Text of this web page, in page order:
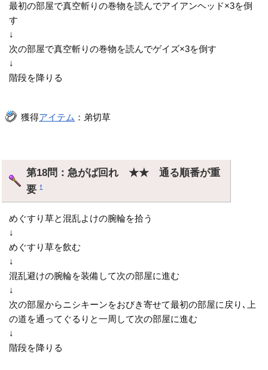
最初の部屋で真空斬りの巻物を読んでアイアンヘッド×3を倒
す
↓
次の部屋で真空斬りの巻物を読んでゲイズ×3を倒す
↓
階段を降りる
獲得アイテム ：弟切草
第18問：急がば回れ ★★ 通る順番が重
要†
めぐすり草と混乱よけの腕輪を拾う
↓
めぐすり草を飲む
↓
混乱避けの腕輪を装備して次の部屋に進む
↓
次の部屋からニシキーンをおびき寄せて最初の部屋に戻り､上
の道を通ってぐるりと一周して次の部屋に進む
↓
階段を降りる